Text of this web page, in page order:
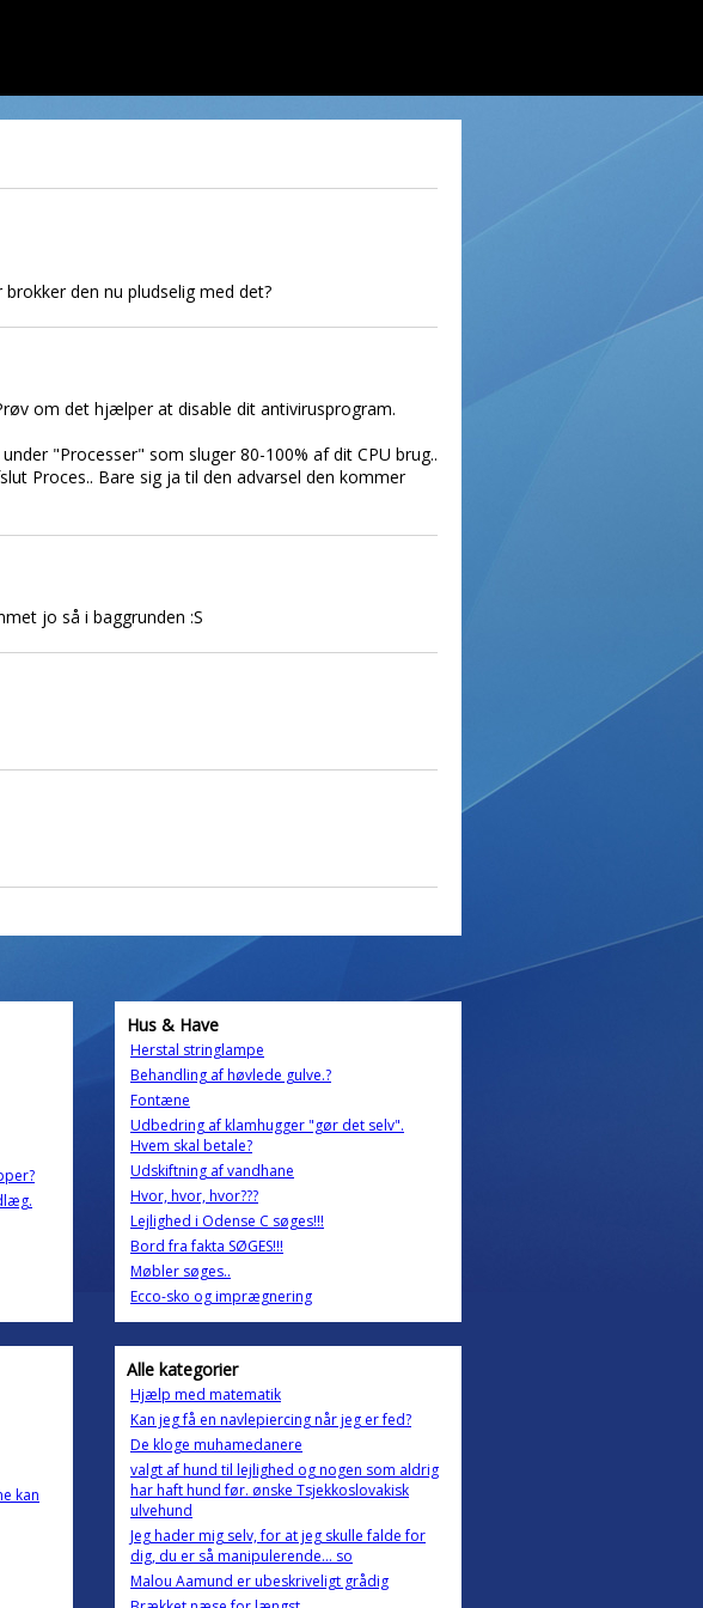
den nu pludselig med det?
om det hjælper at disable dit antivirusprogram.
"Processer" som sluger 80-100% af dit CPU brug..
Proces.. Bare sig ja til den advarsel den kommer
jo så i baggrunden :S
Hus & Have
Herstal stringlampe
Behandling af høvlede gulve.?
Fontæne
Udbedring af klamhugger "gør det selv".
Hvem skal betale?
Udskiftning af vandhane
Hvor, hvor, hvor???
Lejlighed i Odense C søges!!!
Bord fra fakta SØGES!!!
Møbler søges..
Ecco-sko og imprægnering
kan
Alle kategorier
Hjælp med matematik
Kan jeg få en navlepiercing når jeg er fed?
De kloge muhamedanere
valgt af hund til lejlighed og nogen som aldrig
har haft hund før. ønske Tsjekkoslovakisk
ulvehund
Jeg hader mig selv, for at jeg skulle falde for
dig, du er så manipulerende... so
Malou Aamund er ubeskriveligt grådig